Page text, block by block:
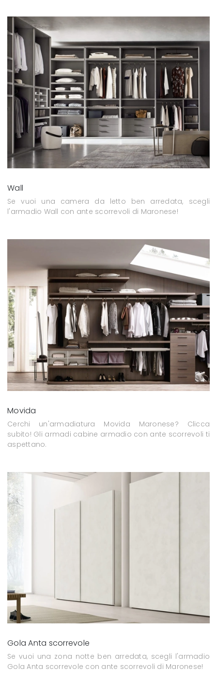
Wall
Se vuoi una camera da letto ben arredata, scegli
l'armadio Wall con ante scorrevoli di Maronese!
Movida
Cerchi un'armadiatura Movida Maronese? Clicca
subito! Gli armadi cabine armadio con ante scorrevoli ti
aspettano.
Gola Anta scorrevole
Se vuoi una zona notte ben arredata, scegli l'armadio
Gola Anta scorrevole con ante scorrevoli di Maronese!